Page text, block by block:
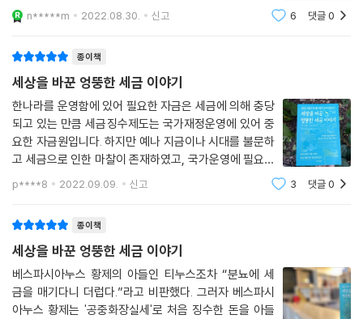
불러온 사건과 변화를 흥미진진하게 정리했다. 더 많은 사람이 세금에 관
심을 갖는 것이 이 책을 쓴 목적임을 밝히며, 특히 이번에 지구촌을 위협한
코로나19 사태로 인해 지출된 거액의 세금이 제대로 사용되는지 감시하
고, 앞으로의 세금 징수 정책도 두 눈을 부릅뜨고 지켜봐야 하는 이유와 세
금 문제를 정치가나 관료에게 맡겨두면 국가가 제대로 운영될 수 없다는
것을 똑똑히 깨달을 수 있게 한다. 국가의 방향성은 세금을 어떻게 부과하
느냐에 따라 흥하기도 망하기도 해온 것이 인류의 역사였다.
이 책은 세금이라는 관점에서 세계사를 파고든다. ‘세금’ 하면 딱딱하고 골
치 아픈 느낌부터 받기 쉽지만 세금은 우리와 떼려야 뗄 수 없는 관계다. 죽
양을 끌어올려 주는 역사를 움직인 70가지 세금 이야기 속으로 빠져 보자.
가릴 수 없었다. 세액은 유방의 크기에 따라 정해졌다.”
당시에 이런 일도 있었다고 한다. 난젤라라는 한 농민의
n*****m 2022.08.30. 신고 6 댓글0
종이책
세상을 바꾼 엉뚱한 세금 이야기
한나라를 운영함에 있어 필요한 자금은 세금에 의해 충당
되고 있는 만큼 세금징수제도는 국가재정운영에 있어 중
요한 자금원입니다. 하지만 예나 지금이나 시대를 불문하
고 세금으로 인한 마찰이 존재하였고, 국가운영에 필요한
자금을 거둬들이는 과정에서 세금을 징수하려는 무리와
세금을 회피하려는 무리 속에서 두뇌싸움이 존재하였습
p****8 2022.09.09. 신고 3 댓글0
종이책
세상을 바꾼 엉뚱한 세금 이야기
베스파시아누스 황제의 아들인 티누스조차 “분뇨에 세
금을 매기다니 더럽다.”라고 비판했다. 그러자 베스파시
아누스 황제는 '공중화장실세'로 처음 징수한 돈을 아들